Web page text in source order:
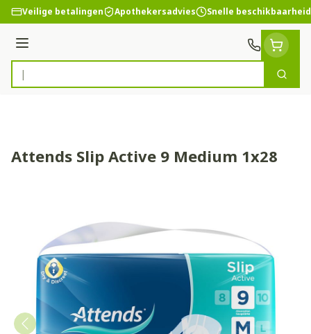
Ga naar de inhoud
Veilige betalingen Apothekersadvies Snelle beschikbaarheid
Menu
Product, merk, categorie...
Zoek
Attends Slip Active 9 Medium 1x28